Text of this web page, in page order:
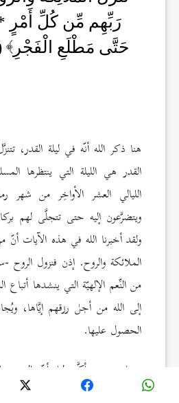
رَبِّهِم مِّن كُلِّ أَمْرٍ
حَتَّى مَطْلَعِ الْفَجْرِ
هنا ذكر الله أنّه في ليلة القدر،
القدر هي الليلة التي ينتظرها
الليالي العشر الأواخِر من شهر
ويتضرَّعون إليه حتى تتجلَّى لهم
ولقد أخبرنا الله في هذه الآيات أنّ
الملائكة والروح. إذن فنزول الروح
من النِّعم الإلهيّة التي ينشدها
إلى الله من أجل رزقهم إيَّاها،
الحصول عليها.
ومما سبق يتأكَّد لنا أنّ
الإسلام، وأنّه يتنزَّل على عباده